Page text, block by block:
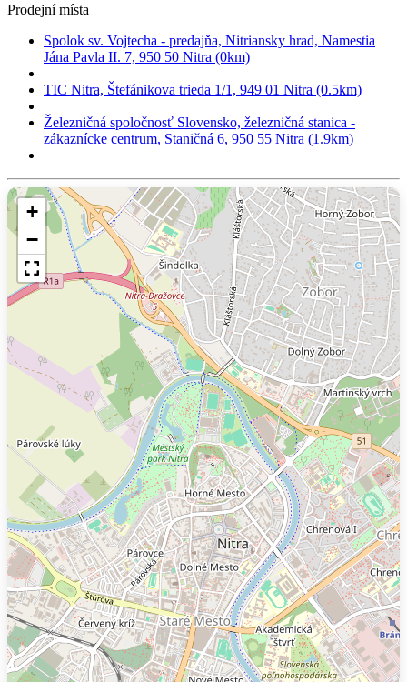
Prodejní místa
Spolok sv. Vojtecha - predajňa, Nitriansky hrad, Namestia
Jána Pavla II. 7, 950 50 Nitra (0km)
TIC Nitra, Štefánikova trieda 1/1, 949 01 Nitra (0.5km)
Železničná spoločnosť Slovensko, železničná stanica -
zákaznícke centrum, Staničná 6, 950 55 Nitra (1.9km)
+
−